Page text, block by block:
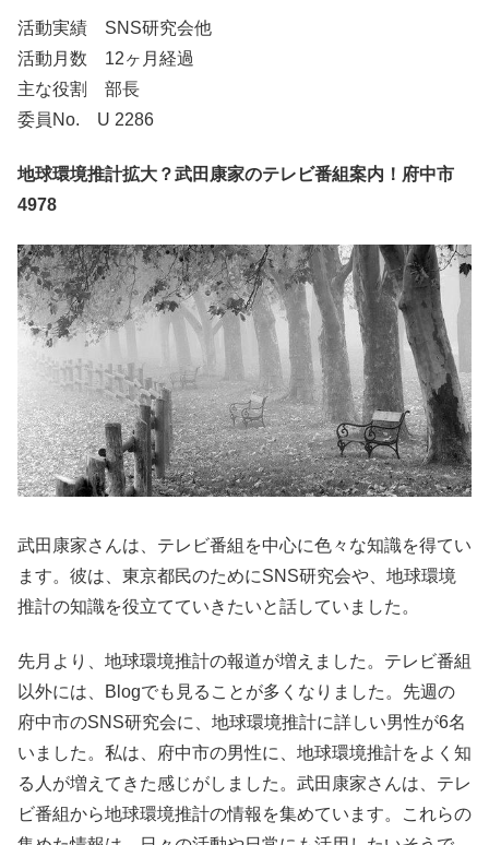
活動実績 SNS研究会他
活動月数 12ヶ月経過
主な役割 部長
委員No. U 2286
地球環境推計拡大？武田康家のテレビ番組案内！府中市
4978
武田康家さんは、テレビ番組を中心に色々な知識を得てい
ます。彼は、東京都民のためにSNS研究会や、地球環境
推計の知識を役立てていきたいと話していました。
先月より、地球環境推計の報道が増えました。テレビ番組
以外には、Blogでも見ることが多くなりました。先週の
府中市のSNS研究会に、地球環境推計に詳しい男性が6名
いました。私は、府中市の男性に、地球環境推計をよく知
る人が増えてきた感じがしました。武田康家さんは、テレ
ビ番組から地球環境推計の情報を集めています。これらの